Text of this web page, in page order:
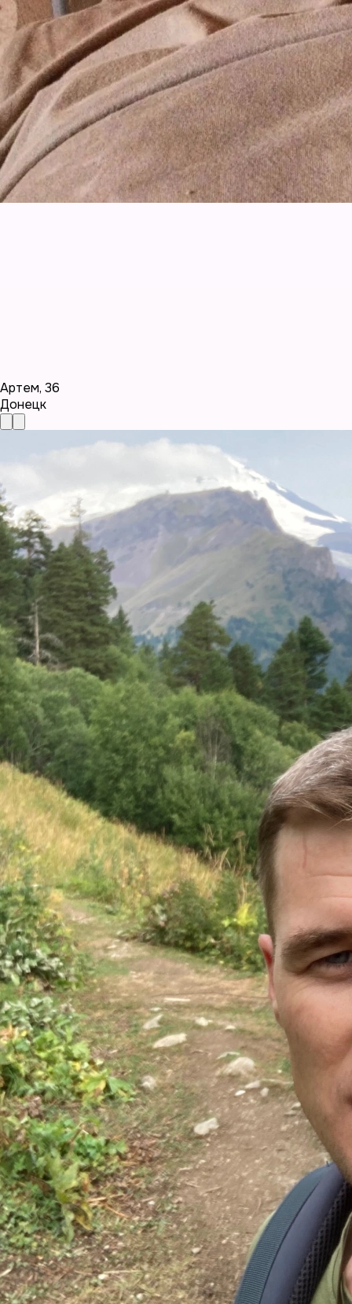
Артем, 36
Донецк